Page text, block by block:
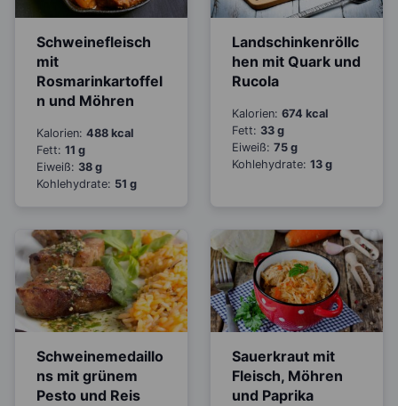
Schweinefleisch
mit
Rosmarinkartoffel
n und Möhren
Kalorien: 488 kcal
Fett: 11 g
Eiweiß: 38 g
Kohlehydrate: 51 g
Landschinkenröllc
hen mit Quark und
Rucola
Kalorien: 674 kcal
Fett: 33 g
Eiweiß: 75 g
Kohlehydrate: 13 g
Schweinemedaillo
ns mit grünem
Pesto und Reis
Sauerkraut mit
Fleisch, Möhren
und Paprika